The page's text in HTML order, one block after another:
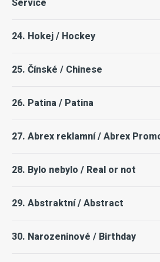
Service
24. Hokej / Hockey
25. Čínské / Chinese
26. Patina / Patina
27. Abrex reklamní / Abrex
28. Bylo nebylo / Real or not
29. Abstraktní / Abstract
30. Narozeninové / Birthday